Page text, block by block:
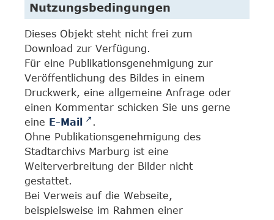
Nutzungsbedingungen
Dieses Objekt steht nicht frei zum
Download zur Verfügung.
Für eine Publikationsgenehmigung zur
Veröffentlichung des Bildes in einem
Druckwerk, eine allgemeine Anfrage oder
einen Kommentar schicken Sie uns gerne
eine E-Mail
.
Ohne Publikationsgenehmigung des
Stadtarchivs Marburg ist eine
Weiterverbreitung der Bilder nicht
gestattet.
Bei Verweis auf die Webseite,
beispielsweise im Rahmen einer